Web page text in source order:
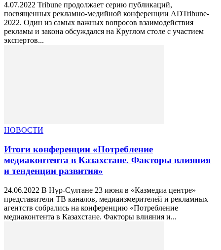
4.07.2022 Tribune продолжает серию публикаций,
посвященных рекламно-медийной конференции ADTribune-
2022. Один из самых важных вопросов взаимодействия
рекламы и закона обсуждался на Круглом столе с участием
экспертов...
НОВОСТИ
Итоги конференции «Потребление
медиаконтента в Казахстане. Факторы влияния
и тенденции развития»
24.06.2022 В Нур-Султане 23 июня в «Казмедиа центре»
представители ТВ каналов, медиаизмерителей и рекламных
агентств собрались на конференцию «Потребление
медиаконтента в Казахстане. Факторы влияния и...